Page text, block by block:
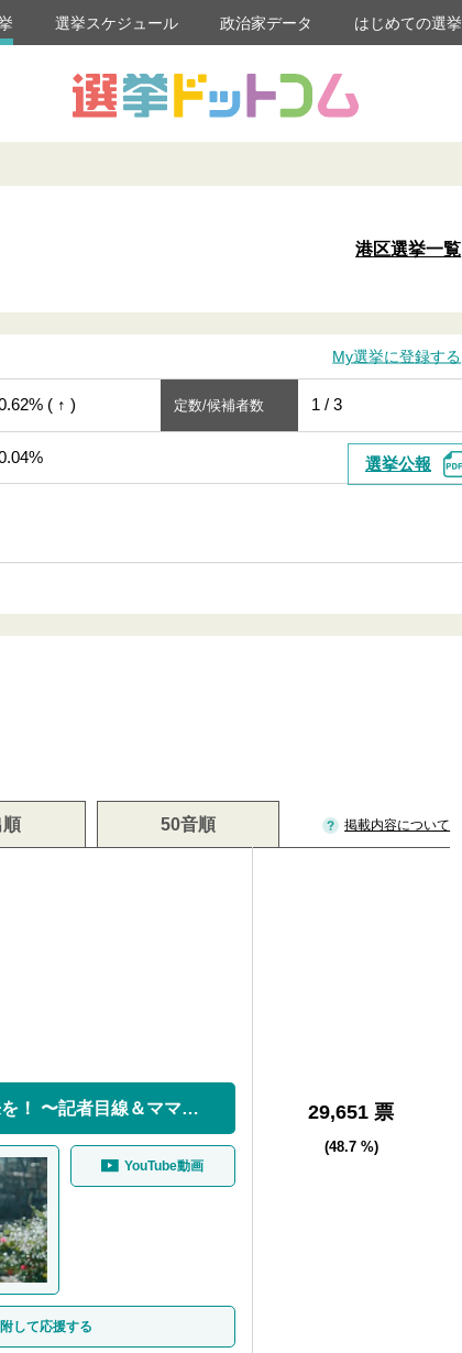
選挙スケジュール 政治家データ はじめての選挙
港区選挙一覧
My選挙に登録する
( ↑ ) 定数/候補者数 1 / 3
選挙公報
順 50音順 掲載内容について
港区から新しい未来を！ 〜記者目線＆ママハート
YouTube動画
して応援する
29,651 票
(48.7 %)